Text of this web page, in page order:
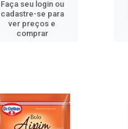
Faça seu login ou
cadastre-se para
ver preços e
comprar